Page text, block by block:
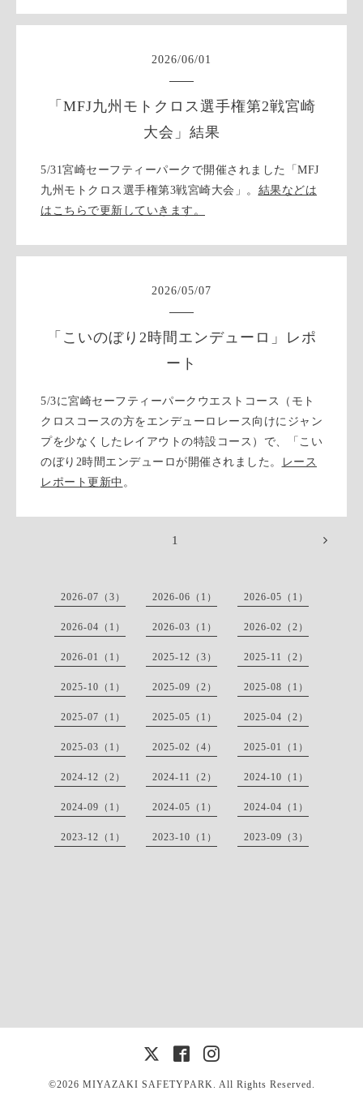
2026/06/01
「MFJ九州モトクロス選手権第2戦宮崎
大会」結果
5/31宮崎セーフティーパークで開催されました「MFJ
九州モトクロス選手権第3戦宮崎大会」。 結果などは
はこちらで更新していきます。
2026/05/07
「こいのぼり2時間エンデューロ」レポ
ート
5/3に宮崎セーフティーパークウエストコース（モト
クロスコースの方をエンデューロレース向けにジャン
プを少なくしたレイアウトの特設コース）で、「こい
のぼり2時間エンデューロが開催されました。
レース
レポート更新中 。
1
2026-07（3） 2026-06（1） 2026-05（1）
2026-04（1） 2026-03（1） 2026-02（2）
2026-01（1） 2025-12（3） 2025-11（2）
2025-10（1） 2025-09（2） 2025-08（1）
2025-07（1） 2025-05（1） 2025-04（2）
2025-03（1） 2025-02（4） 2025-01（1）
2024-12（2） 2024-11（2） 2024-10（1）
2024-09（1） 2024-05（1） 2024-04（1）
2023-12（1） 2023-10（1） 2023-09（3）
©2026 MIYAZAKI SAFETYPARK. All Rights Reserved.